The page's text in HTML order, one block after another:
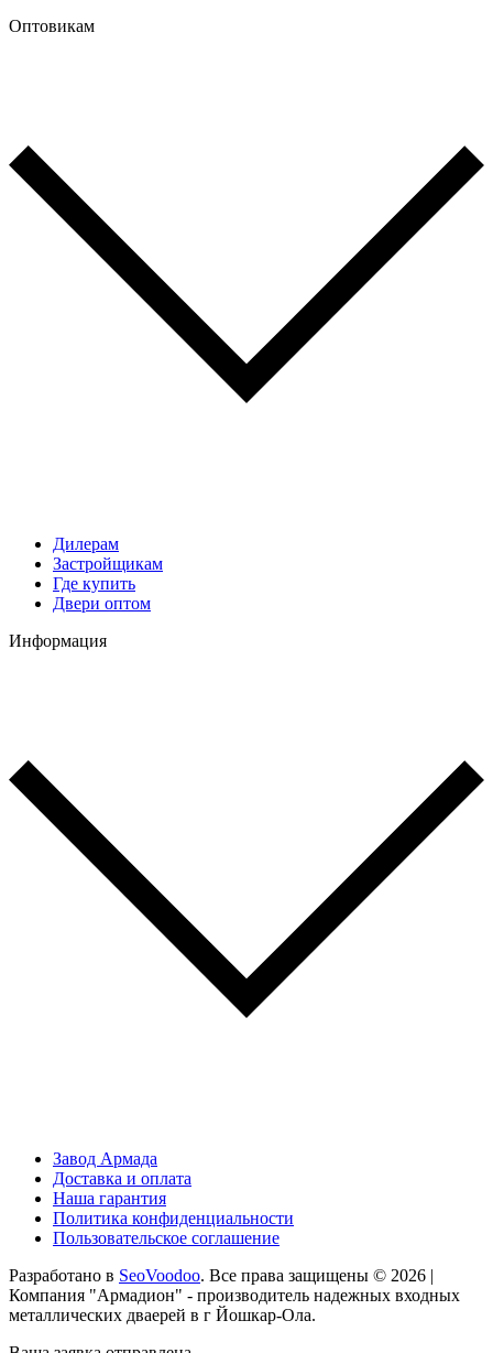
Оптовикам
Дилерам
Застройщикам
Где купить
Двери оптом
Информация
Завод Армада
Доставка и оплата
Наша гарантия
Политика конфиденциальности
Пользовательское соглашение
Разработано в SeoVoodoo. Все права защищены © 2026 |
Компания "Армадион" - производитель надежных входных
металлических дваерей в г Йошкар-Ола.